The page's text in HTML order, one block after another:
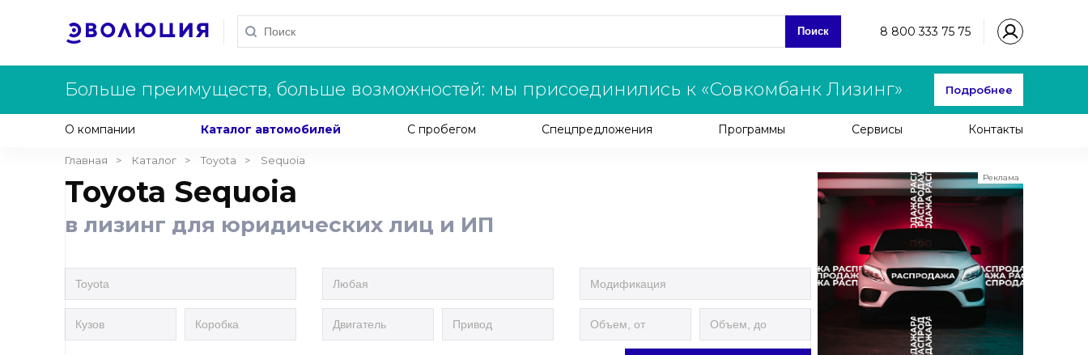
Поиск
Больше преимуществ, больше возможностей: мы присоединились к «Совкомбанк Лизинг» Подробнее
О компании Каталог автомобилей С пробегом Спецпредложения Программы Сервисы Контакты
8 800 333 75 75
Главная Каталог Toyota Sequoia
Toyota Sequoia
в лизинг для юридических лиц и ИП
Реклама
ООО "ЛК Эволюция"
ИНН 9724016636
erid: nyi26TK8Sykg5SPCgA2w5MdVpLJdCVLW